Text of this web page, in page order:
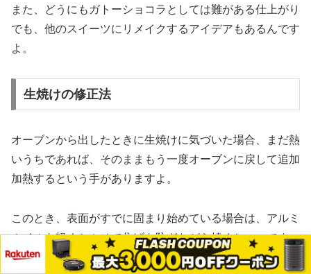
また、どうにもガトーショコラとしては難がある仕上がり
でも、他のスイーツにリメイクするアイデアもあるんです
よ。
生焼けの修正法
オーブンから出したときに生焼けに気づいた場合、まだ熱
いうちであれば、そのままもう一度オーブンに戻して追加
加熱するという手がありますよ。
このとき、表面がすでに固まり始めている場合は、アルミ
ホイルを軽くかぶせて焦げを防ぎながら焼くといいです
ね。
ホーム 検索 トップ サイドバー